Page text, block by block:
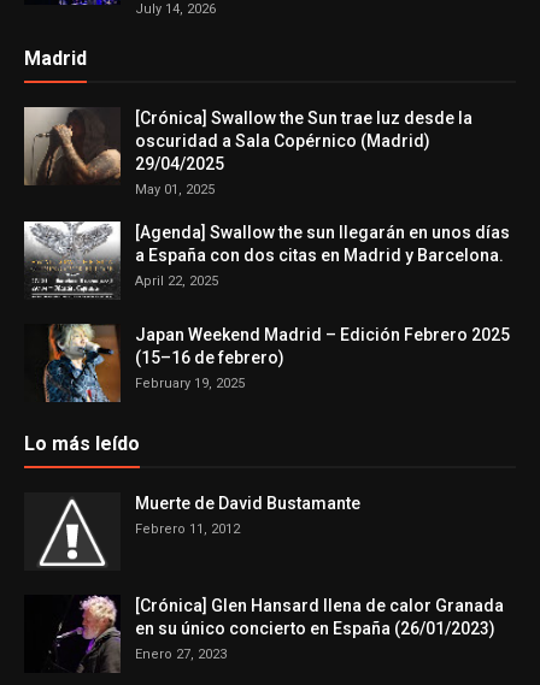
July 14, 2026
Madrid
[Crónica] Swallow the Sun trae luz desde la
oscuridad a Sala Copérnico (Madrid)
29/04/2025
May 01, 2025
[Agenda] Swallow the sun llegarán en unos días
a España con dos citas en Madrid y Barcelona.
April 22, 2025
Japan Weekend Madrid – Edición Febrero 2025
(15–16 de febrero)
February 19, 2025
Lo más leído
Muerte de David Bustamante
Febrero 11, 2012
[Crónica] Glen Hansard llena de calor Granada
en su único concierto en España (26/01/2023)
Enero 27, 2023